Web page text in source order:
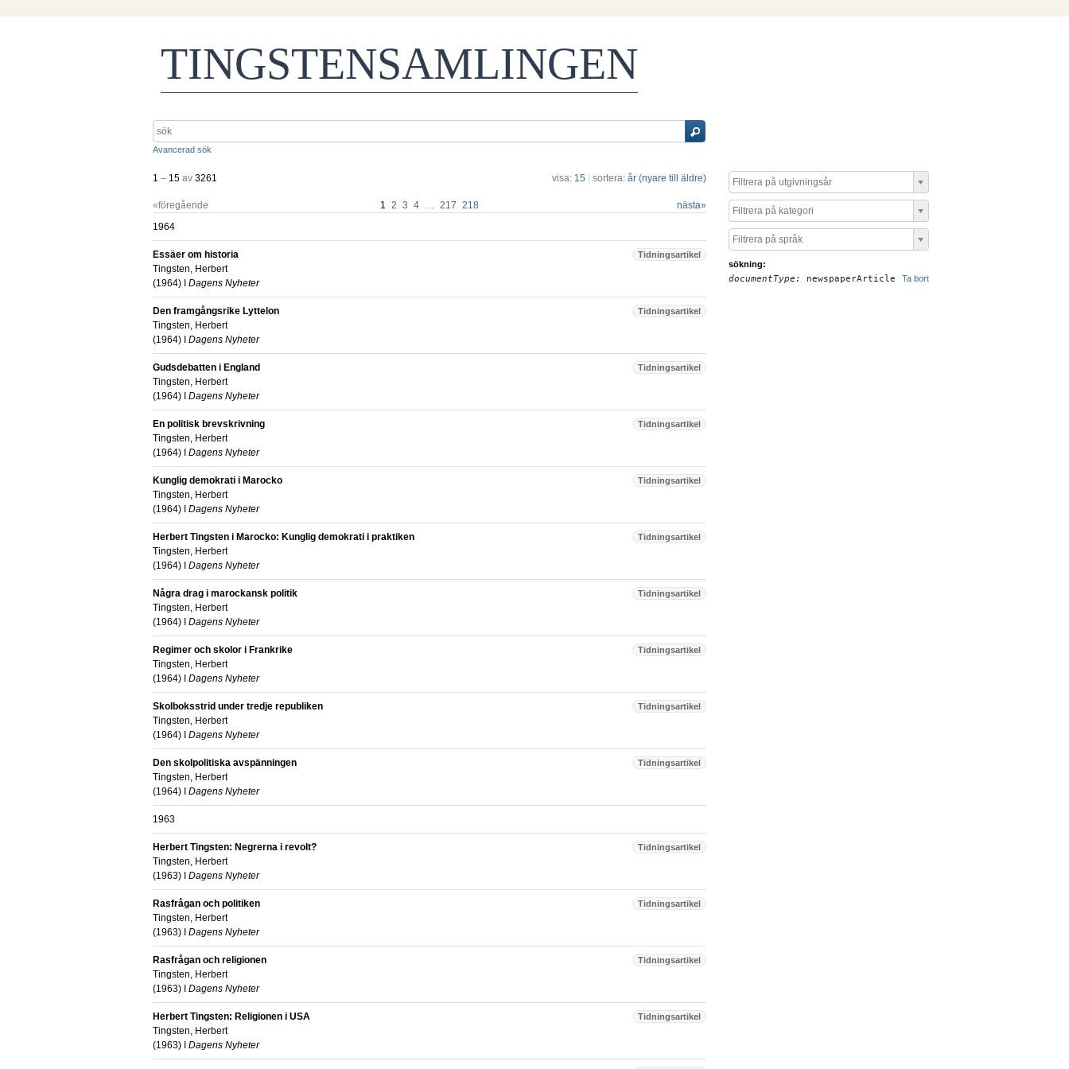
TINGSTENSAMLINGEN
Avancerad sök
1 – 15 av 3261 visa: 15 sortera: år (nyare till äldre)
«föregående 1 2 3 4 … 217 218 nästa»
1964
Tidningsartikel
Essäer om historia
Tingsten, Herbert
(1964) I Dagens Nyheter
Tidningsartikel
Den framgångsrike Lyttelon
Tingsten, Herbert
(1964) I Dagens Nyheter
Tidningsartikel
Gudsdebatten i England
Tingsten, Herbert
(1964) I Dagens Nyheter
Tidningsartikel
En politisk brevskrivning
Tingsten, Herbert
(1964) I Dagens Nyheter
Tidningsartikel
Kunglig demokrati i Marocko
Tingsten, Herbert
(1964) I Dagens Nyheter
Tidningsartikel
Herbert Tingsten i Marocko: Kunglig demokrati i praktiken
Tingsten, Herbert
(1964) I Dagens Nyheter
Tidningsartikel
Några drag i marockansk politik
Tingsten, Herbert
(1964) I Dagens Nyheter
Tidningsartikel
Regimer och skolor i Frankrike
Tingsten, Herbert
(1964) I Dagens Nyheter
Tidningsartikel
Skolboksstrid under tredje republiken
Tingsten, Herbert
(1964) I Dagens Nyheter
Tidningsartikel
Den skolpolitiska avspänningen
Tingsten, Herbert
(1964) I Dagens Nyheter
1963
Tidningsartikel
Herbert Tingsten: Negrerna i revolt?
Tingsten, Herbert
(1963) I Dagens Nyheter
Tidningsartikel
Rasfrågan och politiken
Tingsten, Herbert
(1963) I Dagens Nyheter
Tidningsartikel
Rasfrågan och religionen
Tingsten, Herbert
(1963) I Dagens Nyheter
Tidningsartikel
Herbert Tingsten: Religionen i USA
Tingsten, Herbert
(1963) I Dagens Nyheter
Filtrera på utgivningsår
Filtrera på kategori
Filtrera på språk
sökning:
Ta bort
documentType: newspaperArticle